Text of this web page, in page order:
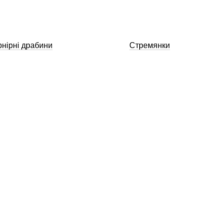
драбини Стремянки